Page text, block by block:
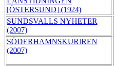
[ÖSTERSUND] (1924)
SUNDSVALLS NYHETER
(2007)
SÖDERHAMNSKURIREN
(2007)